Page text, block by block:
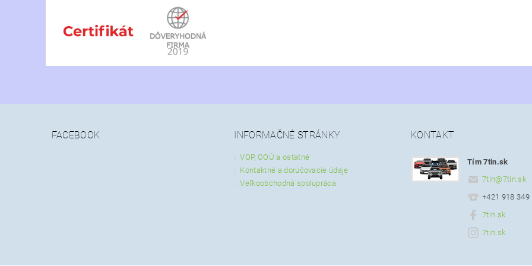
FACEBOOK INFORMAČNÉ STRÁNKY
VOP, OOÚ a ostatné
Kontaktné a doručovacie údaje
Veľkoobchodná spolupráca
KONTAKT
Tím 7tin.sk
7tin@7tin.sk
+421 918 349
7tin.sk
7tin.sk